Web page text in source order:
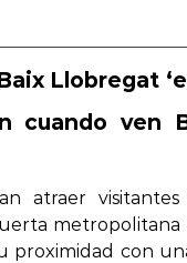
Llobregat
cuando ven
atraer
metropolitana
proximidad con